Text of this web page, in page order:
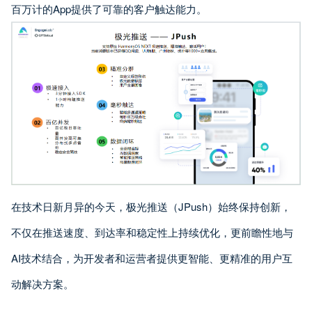
百万计的App提供了可靠的客户触达能力。
在技术日新月异的今天，极光推送（JPush）始终保持创新，
不仅在推送速度、到达率和稳定性上持续优化，更前瞻性地与
AI技术结合，为开发者和运营者提供更智能、更精准的用户互
动解决方案。